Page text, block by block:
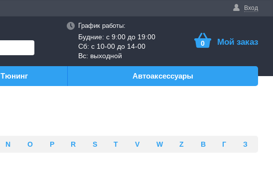
Вход
График работы:
Будние: с 9:00 до 19:00
Сб: с 10-00 до 14-00
Вс: выходной
0 Мой заказ
Тюнинг Автоаксессуары
N O P R S T V W Z В Г З